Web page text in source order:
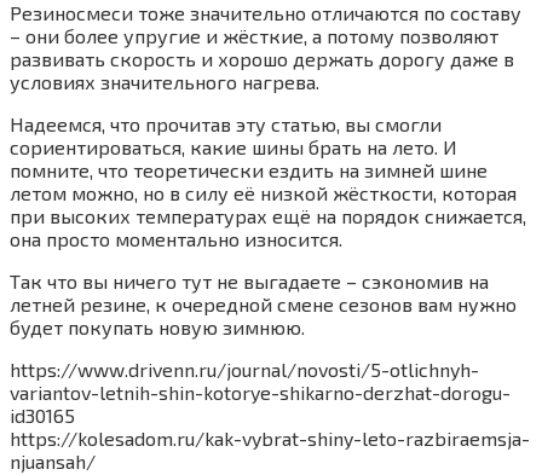
Резиносмеси тоже значительно отличаются по составу
– они более упругие и жёсткие, а потому позволяют
развивать скорость и хорошо держать дорогу даже в
условиях значительного нагрева.
Надеемся, что прочитав эту статью, вы смогли
сориентироваться, какие шины брать на лето. И
помните, что теоретически ездить на зимней шине
летом можно, но в силу её низкой жёсткости, которая
при высоких температурах ещё на порядок снижается,
она просто моментально износится.
Так что вы ничего тут не выгадаете – сэкономив на
летней резине, к очередной смене сезонов вам нужно
будет покупать новую зимнюю.
https://www.drivenn.ru/journal/novosti/5-otlichnyh-
variantov-letnih-shin-kotorye-shikarno-derzhat-dorogu-
id30165
https://kolesadom.ru/kak-vybrat-shiny-leto-razbiraemsja-
njuansah/